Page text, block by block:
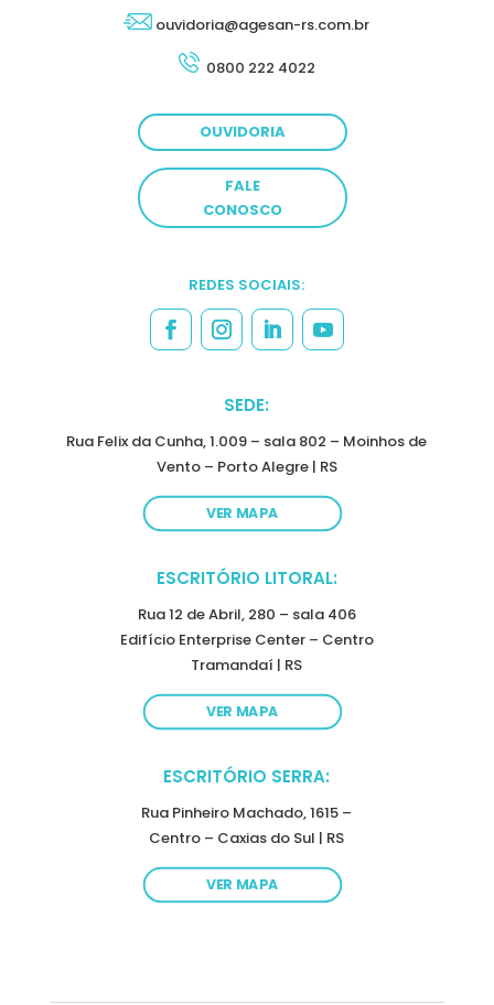
ouvidoria@agesan-rs.com.br
0800 222 4022
OUVIDORIA
FALE
CONOSCO
REDES SOCIAIS:
SEDE:
Rua Felix da Cunha, 1.009 – sala 802 – Moinhos de
Vento – Porto Alegre | RS
VER MAPA
ESCRITÓRIO LITORAL:
Rua 12 de Abril, 280 – sala 406
Edifício Enterprise Center – Centro
Tramandaí | RS
VER MAPA
ESCRITÓRIO SERRA:
Rua Pinheiro Machado, 1615 –
Centro – Caxias do Sul | RS
VER MAPA